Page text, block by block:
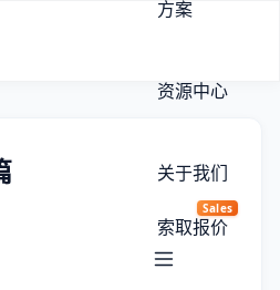
方案
资源中心
关于我们
索取报价
Sales